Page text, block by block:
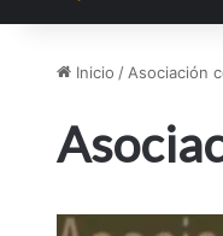
Inicio / Asociación